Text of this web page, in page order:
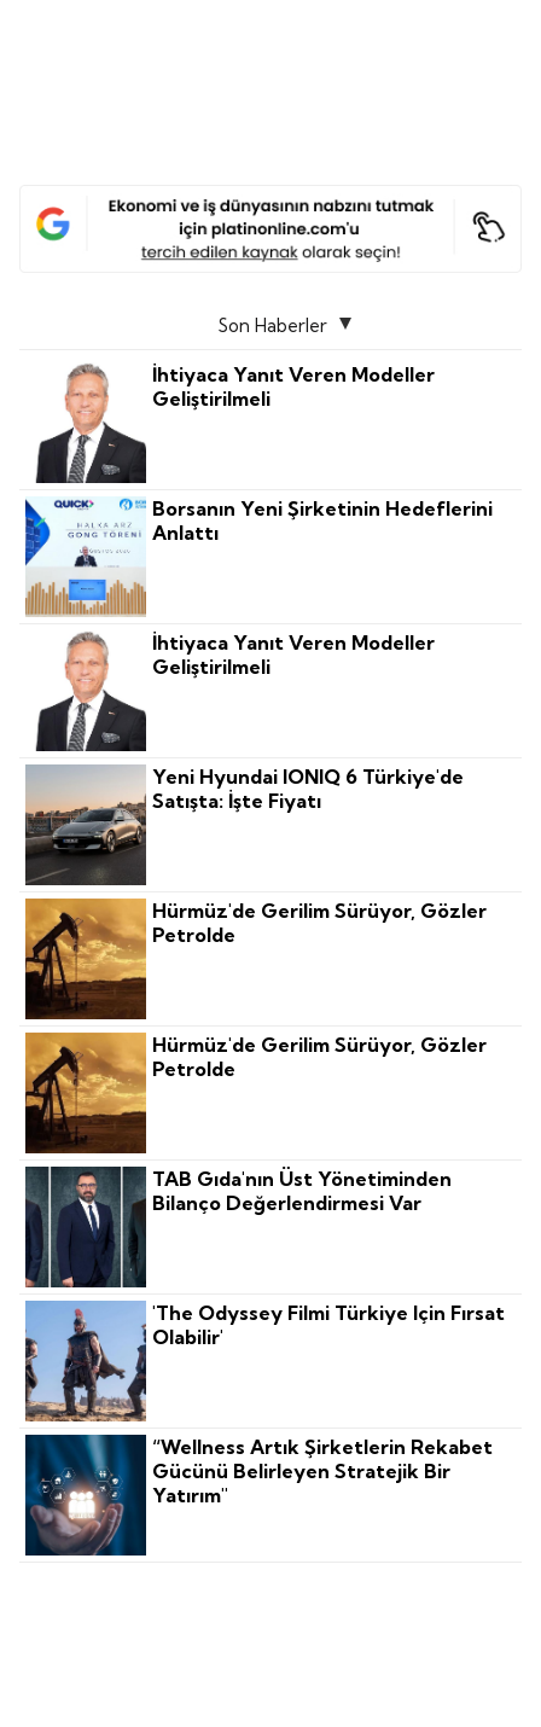
Son Haberler
İhtiyaca Yanıt Veren Modeller
Geliştirilmeli
Borsanın Yeni Şirketinin Hedeflerini
Anlattı
İhtiyaca Yanıt Veren Modeller
Geliştirilmeli
Yeni Hyundai IONIQ 6 Türkiye'de
Satışta: İşte Fiyatı
Hürmüz'de Gerilim Sürüyor, Gözler
Petrolde
Hürmüz'de Gerilim Sürüyor, Gözler
Petrolde
TAB Gıda'nın Üst Yönetiminden
Bilanço Değerlendirmesi Var
'The Odyssey Filmi Türkiye Için Fırsat
Olabilir'
“Wellness Artık Şirketlerin Rekabet
Gücünü Belirleyen Stratejik Bir
Yatırım"